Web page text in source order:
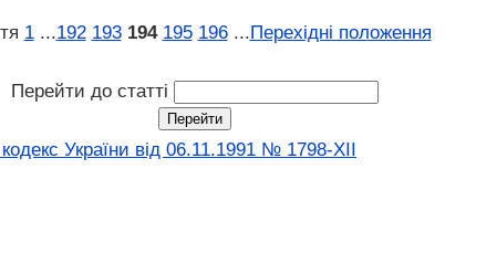
1 ...192 193 194 195 196 ...Перехідні положення
Перейти до статті
України від 06.11.1991 № 1798-XII